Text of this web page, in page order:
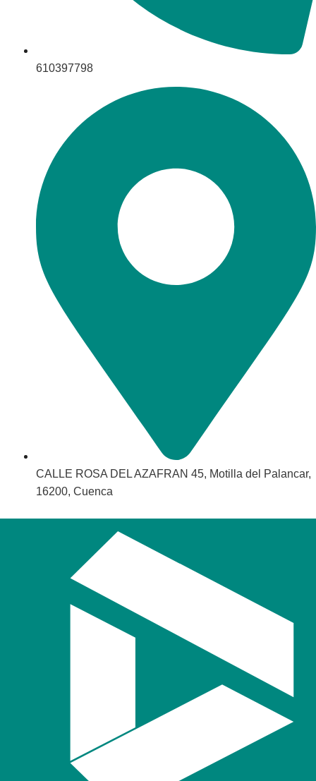
610397798
CALLE ROSA DEL AZAFRAN 45, Motilla del Palancar,
16200, Cuenca